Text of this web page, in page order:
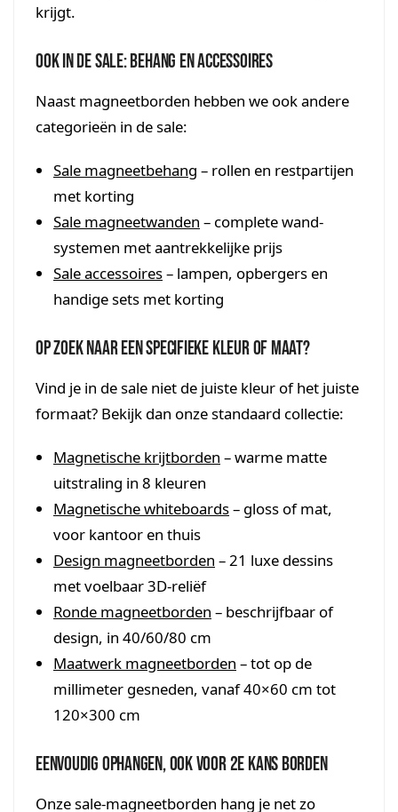
krijgt.
Ook in de sale: behang en accessoires
Naast magneetborden hebben we ook andere
categorieën in de sale:
Sale magneetbehang – rollen en restpartijen
met korting
Sale magneetwanden – complete wand-
systemen met aantrekkelijke prijs
Sale accessoires– lampen, opbergers en
handige sets met korting
Op zoek naar een specifieke kleur of maat?
Vind je in de sale niet de juiste kleur of het juiste
formaat? Bekijk dan onze standaard collectie:
Magnetische krijtborden – warme matte
uitstraling in 8 kleuren
Magnetische whiteboards– gloss of mat,
voor kantoor en thuis
Design magneetborden – 21 luxe dessins
met voelbaar 3D-reliëf
Ronde magneetborden – beschrijfbaar of
design, in 40/60/80 cm
Maatwerk magneetborden – tot op de
millimeter gesneden, vanaf 40×60 cm tot
120×300 cm
Eenvoudig ophangen, ook voor 2e kans borden
Onze sale-magneetborden hang je net zo